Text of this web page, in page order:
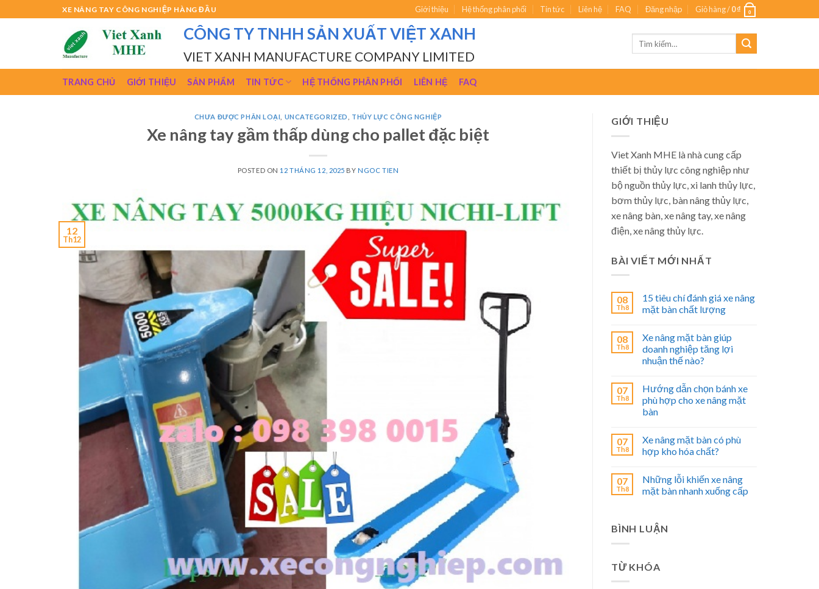
to
XE NÂNG TAY CÔNG NGHIỆP HÀNG ĐẦU Giới thiệu Hệ thống phân phối Tin tức Liên hệ FAQ Đăng nhập Giỏ hàng /0₫ 0
CÔNG TY TNHH SẢN XUẤT VIỆT XANH
VIET XANH MANUFACTURE COMPANY LIMITED
TRANG CHỦ GIỚI THIỆU SẢN PHẨM TIN TỨC HỆ THỐNG PHÂN PHỐI LIÊN HỆ FAQ
CHƯA ĐƯỢC PHÂN LOẠI UNCATEGORIZED THỦY LỰC CÔNG NGHIỆP
Xe nâng tay gầm thấp dùng cho pallet đặc biệt
POSTED ON 12 THÁNG 12, 2025 BYNGOC TIEN
12
Th12
GIỚI THIỆU
Viet Xanh MHE là nhà cung cấp
thiết bị thủy lực công nghiệp như
bộ nguồn thủy lực, xi lanh thủy lực,
bơm thủy lực, bàn nâng thủy lực,
xe nâng bàn, xe nâng tay, xe nâng
điện, xe nâng thủy lực.
BÀI VIẾT MỚI NHẤT
08
Th8
15 tiêu chí đánh giá xe nâng
mặt bàn chất lượng
08
Th8
Xe nâng mặt bàn giúp
doanh nghiệp tăng lợi
nhuận thế nào?
07
Th8
Hướng dẫn chọn bánh xe
phù hợp cho xe nâng mặt
bàn
07
Th8
Xe nâng mặt bàn có phù
hợp kho hóa chất?
07
Th8
Những lỗi khiến xe nâng
mặt bàn nhanh xuống cấp
BÌNH LUẬN
TỪ KHÓA